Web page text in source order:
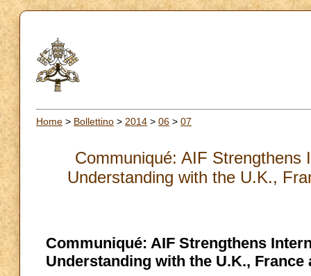
Home > Bollettino > 2014 > 06 > 07
Communiqué: AIF Strengthens
Understanding with the U.K.,
Communiqué: AIF Strengthens
Understanding with the U.K.,